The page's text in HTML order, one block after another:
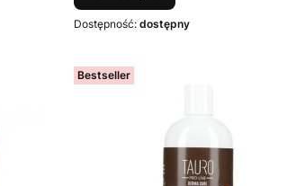
Dostępność: dostępny
Bestseller